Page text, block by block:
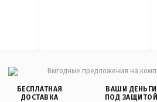
БЕСПЛАТНАЯ
ДОСТАВКА
ВАШИ ДЕНЬГИ
ПОД ЗАЩИТОЙ